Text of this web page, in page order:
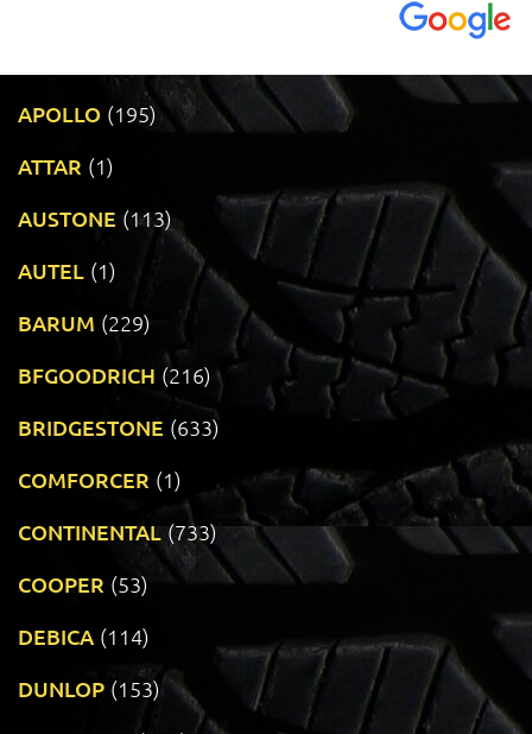
APOLLO (195)
ATTAR (1)
AUSTONE (113)
AUTEL (1)
BARUM (229)
BFGOODRICH (216)
BRIDGESTONE (633)
COMFORCER (1)
CONTINENTAL (733)
COOPER (53)
DEBICA (114)
DUNLOP (153)